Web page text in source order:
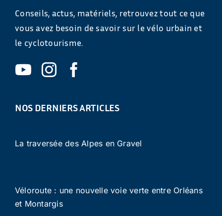
Conseils, actus, matériels, retrouvez tout ce que
vous avez besoin de savoir sur le vélo urbain et
le cyclotourisme.
NOS DERNIERS ARTICLES
La traversée des Alpes en Gravel
Véloroute : une nouvelle voie verte entre Orléans
et Montargis